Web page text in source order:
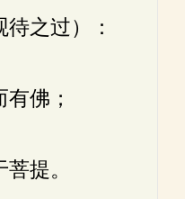
之过）：
佛；
提。